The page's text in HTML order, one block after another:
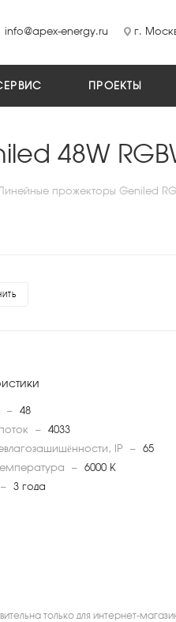
info@apex-energy.ru г.
ПРОЕКТЫ
48W
прожекторы Geniled
—
48
—
4033
IP
—
65
—
6000 K
— 3 года
только для интернет-